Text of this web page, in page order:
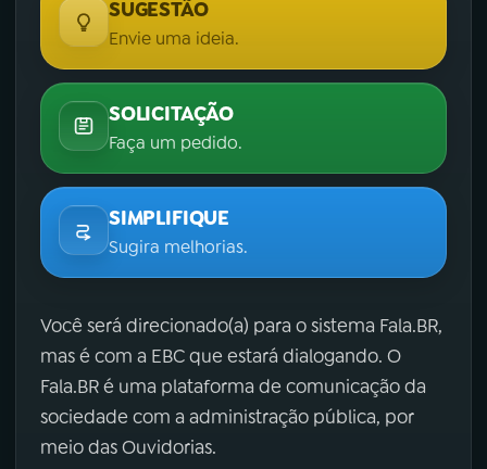
SUGESTÃO
Envie uma ideia.
SOLICITAÇÃO
Faça um pedido.
SIMPLIFIQUE
Sugira melhorias.
Você será direcionado(a) para o sistema Fala.BR,
mas é com a EBC que estará dialogando. O
Fala.BR é uma plataforma de comunicação da
sociedade com a administração pública, por
meio das Ouvidorias.